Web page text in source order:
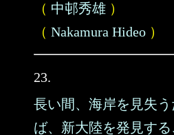
（ 中邨秀雄 ）
（ Nakamura Hideo ）
23.
長い間、海岸を見失
ば、新大陸を発見する